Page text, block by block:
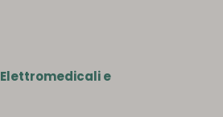
Elettromedicali e